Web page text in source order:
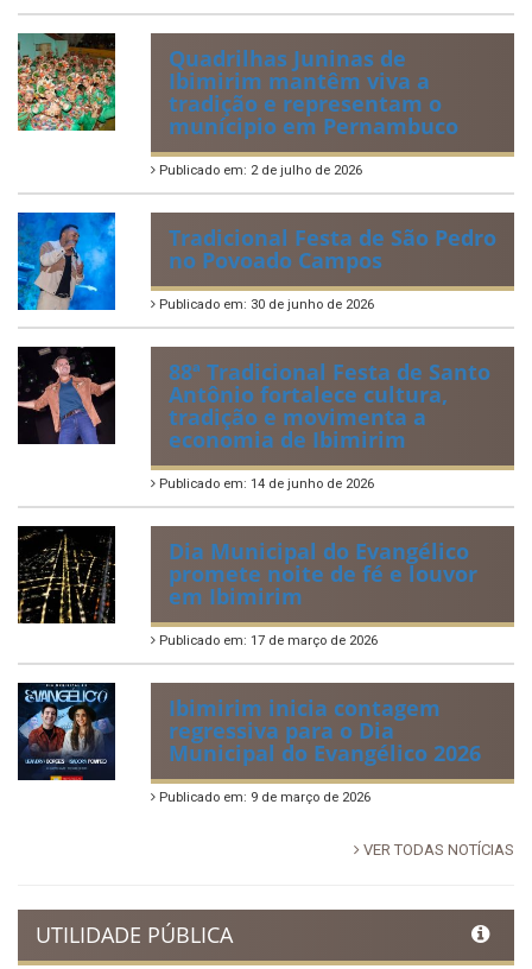
Quadrilhas Juninas de
Ibimirim mantêm viva a
tradição e representam o
munícipio em Pernambuco
Publicado em: 2 de julho de 2026
Tradicional Festa de São Pedro
no Povoado Campos
Publicado em: 30 de junho de 2026
88ª Tradicional Festa de Santo
Antônio fortalece cultura,
tradição e movimenta a
economia de Ibimirim
Publicado em: 14 de junho de 2026
Dia Municipal do Evangélico
promete noite de fé e louvor
em Ibimirim
Publicado em: 17 de março de 2026
Ibimirim inicia contagem
regressiva para o Dia
Municipal do Evangélico 2026
Publicado em: 9 de março de 2026
VER TODAS NOTÍCIAS
UTILIDADE PÚBLICA